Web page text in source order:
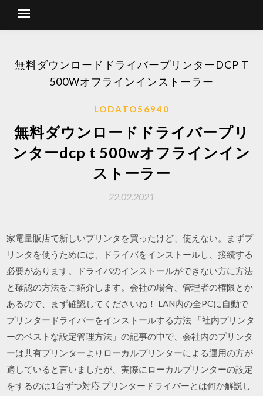
無料ダウンロードドライバープリンターDCP T
500Wオフラインインストーラー
LODATO56940
無料ダウンロードドライバープリ
ンターdcp t 500wオフラインイン
ストーラー
22.02.2021
家電量販店で新しいプリンタを買ったけど、使えない。まずプ
リンタを使うためには、ドライバをインストールし、接続する
必要があります。ドライバのインストールができない方に方法
と確認の方法をご紹介します。会社の場合、管理者の権限とか
あるので、まず確認してくださいね！ LAN内の全PCに自動で
プリンタードライバーをインストールする方法 「社内プリンタ
ーのベストな設定管理方法」の記事の中で、会社内のプリンタ
ーは共有プリンターよりローカルプリンターによる運用の方が
適していると言いましたが、実際にローカルプリンターの設定
をするのは1台ずつ対応 プリンタードライバーとは何か解説し